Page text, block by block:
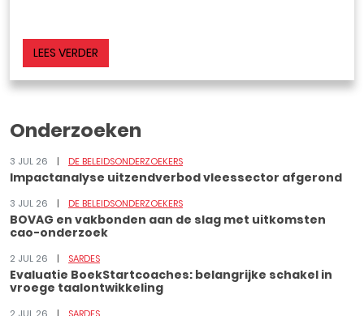
LEES VERDER
Onderzoeken
3 JUL 26 DE BELEIDSONDERZOEKERS
Impactanalyse uitzendverbod vleessector afgerond
3 JUL 26 DE BELEIDSONDERZOEKERS
BOVAG en vakbonden aan de slag met uitkomsten
cao-onderzoek
2 JUL 26 SARDES
Evaluatie BoekStartcoaches: belangrijke schakel in
vroege taalontwikkeling